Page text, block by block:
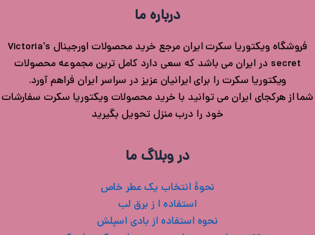
درباره ما
فروشگاه ویکتوریا سکرت ایران مرجع خرید محصولات اورجینال Victoria's
secret در ایران می باشد که سعی دارد کامل ترین مجموعه محصولات
ویکتوریا سکرت را برای ایرانیان عزیز در سراسر ایران فراهم آورد.
شما از هرکجای ایران می توانید با خرید محصولات ویکتوریا سکرت سفارشات
خود را درب منزل تحویل بگیرید
در وبلاگ ما
نحوۀ انتخاب یک عطر خاص
استفاده ا ز برق لب
نحوه استفاده از بادی اسپلش